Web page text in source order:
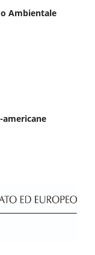
Ambientale